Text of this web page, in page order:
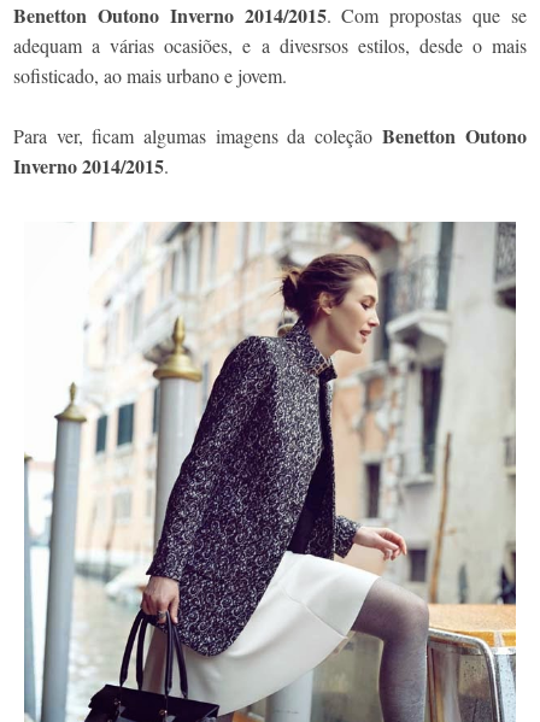
Benetton Outono Inverno 2014/2015. Com propostas que se
adequam a várias ocasiões, e a divesrsos estilos, desde o mais
sofisticado, ao mais urbano e jovem.
Para ver, ficam algumas imagens da coleçãoBenetton Outono
Inverno 2014/2015.